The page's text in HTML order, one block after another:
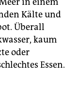
Kälte und
Überall
kaum
oder
Essen.